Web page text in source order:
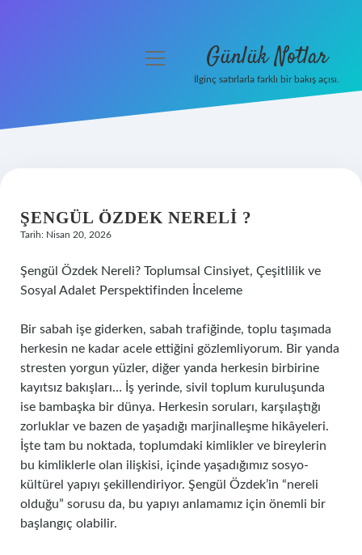
Hakkımızda
menüyü
Günlük Notlar
İlginç satırlarla farklı bir bakış açısı.
ŞENGÜL ÖZDEK NERELI ?
Tarih: Nisan 20, 2026
Şengül Özdek Nereli? Toplumsal Cinsiyet, Çeşitlilik ve
Sosyal Adalet Perspektifinden İnceleme
Bir sabah işe giderken, sabah trafiğinde, toplu taşımada
herkesin ne kadar acele ettiğini gözlemliyorum. Bir yanda
stresten yorgun yüzler, diğer yanda herkesin birbirine
kayıtsız bakışları… İş yerinde, sivil toplum kuruluşunda
ise bambaşka bir dünya. Herkesin soruları, karşılaştığı
zorluklar ve bazen de yaşadığı marjinalleşme hikâyeleri.
İşte tam bu noktada, toplumdaki kimlikler ve bireylerin
bu kimliklerle olan ilişkisi, içinde yaşadığımız sosyo-
kültürel yapıyı şekillendiriyor. Şengül Özdek’in “nereli
olduğu” sorusu da, bu yapıyı anlamamız için önemli bir
başlangıç olabilir.